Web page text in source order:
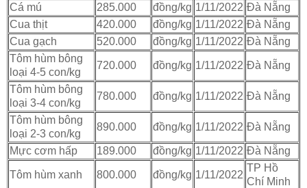
Cá mú
285.000 đồng/kg 1/11/2022 Đà Nẵng
Cua thịt
420.000 đồng/kg 1/11/2022 Đà Nẵng
Cua gạch
520.000 đồng/kg 1/11/2022 Đà Nẵng
Tôm hùm bông
loại 4-5 con/kg
720.000 đồng/kg 1/11/2022 Đà Nẵng
Tôm hùm bông
loại 3-4 con/kg
780.000 đồng/kg 1/11/2022 Đà Nẵng
Tôm hùm bông
loại 2-3 con/kg
890.000 đồng/kg 1/11/2022 Đà Nẵng
Mực cơm hấp 189.000 đồng/kg 1/11/2022 Đà Nẵng
Tôm hùm xanh 800.000 đồng/kg 1/11/2022
TP Hồ
Chí Minh